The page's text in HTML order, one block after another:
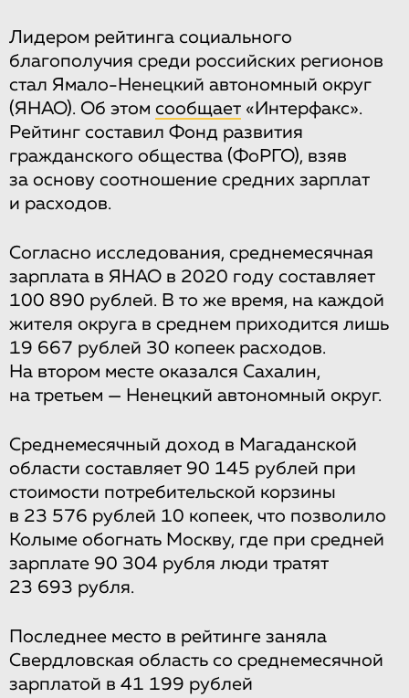
Лидером рейтинга социального
благополучия среди российских регионов
стал Ямало-Ненецкий автономный округ
(ЯНАО). Об этом сообщает «Интерфакс».
Рейтинг составил Фонд развития
гражданского общества (ФоРГО), взяв
за основу соотношение средних зарплат
и расходов.
Согласно исследования, среднемесячная
зарплата в ЯНАО в 2020 году составляет
100 890 рублей. В то же время, на каждой
жителя округа в среднем приходится лишь
19 667 рублей 30 копеек расходов.
На втором месте оказался Сахалин,
на третьем — Ненецкий автономный округ.
Среднемесячный доход в Магаданской
области составляет 90 145 рублей при
стоимости потребительской корзины
в 23 576 рублей 10 копеек, что позволило
Колыме обогнать Москву, где при средней
зарплате 90 304 рубля люди тратят
23 693 рубля.
Последнее место в рейтинге заняла
Свердловская область со среднемесячной
зарплатой в 41 199 рублей